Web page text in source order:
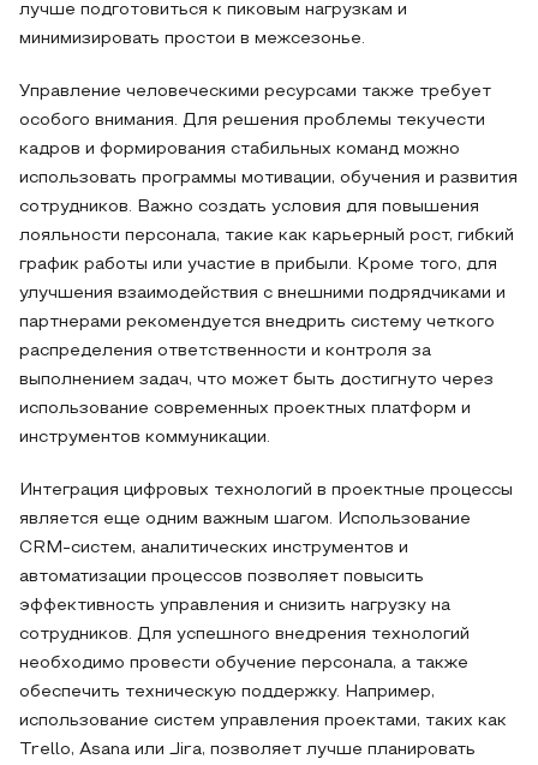
лучше подготовиться к пиковым нагрузкам и
минимизировать простои в межсезонье.
Управление человеческими ресурсами также требует
особого внимания. Для решения проблемы текучести
кадров и формирования стабильных команд можно
использовать программы мотивации, обучения и развития
сотрудников. Важно создать условия для повышения
лояльности персонала, такие как карьерный рост, гибкий
график работы или участие в прибыли. Кроме того, для
улучшения взаимодействия с внешними подрядчиками и
партнерами рекомендуется внедрить систему четкого
распределения ответственности и контроля за
выполнением задач, что может быть достигнуто через
использование современных проектных платформ и
инструментов коммуникации.
Интеграция цифровых технологий в проектные процессы
является еще одним важным шагом. Использование
CRM-систем, аналитических инструментов и
автоматизации процессов позволяет повысить
эффективность управления и снизить нагрузку на
сотрудников. Для успешного внедрения технологий
необходимо провести обучение персонала, а также
обеспечить техническую поддержку. Например,
использование систем управления проектами, таких как
Trello, Asana или Jira, позволяет лучше планировать